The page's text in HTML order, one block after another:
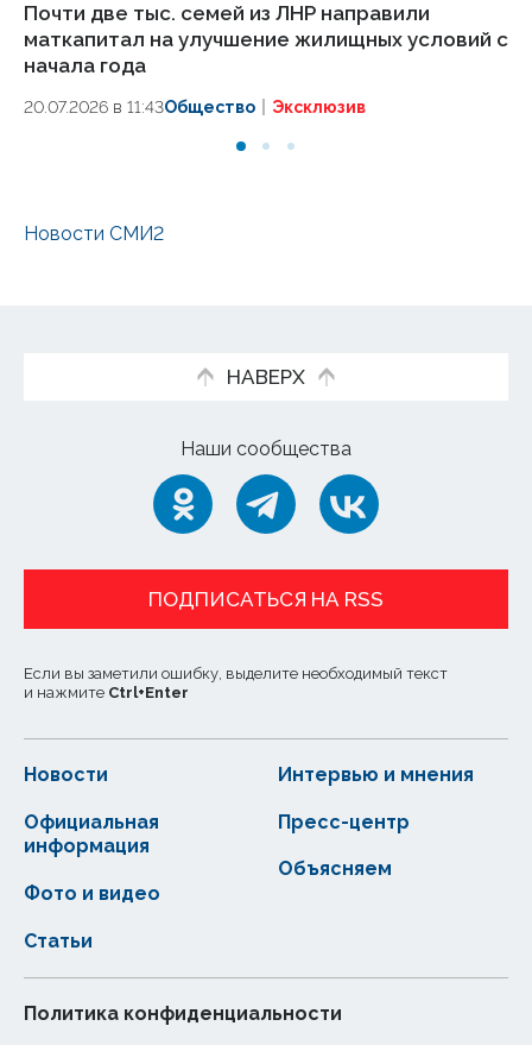
Почти две тыс. семей из ЛНР направили
маткапитал на улучшение жилищных условий с
начала года
20.07.2026 в 11:43Общество Эксклюзив
Новости СМИ2
НАВЕРХ
Наши сообщества
ПОДПИСАТЬСЯ НА RSS
Если вы заметили ошибку, выделите необходимый текст
и нажмите Ctrl+Enter
Новости
Статьи
Официальная
информация
Интервью и мнения
Фото и видео
Пресс-центр
Объясняем
Политика конфиденциальности